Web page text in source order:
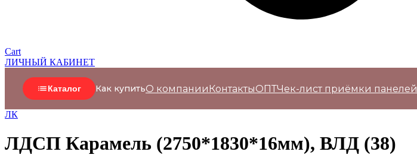
Cart
ЛИЧНЫЙ КАБИНЕТ
Каталог Как купитьО компанииКонтактыОПТЧек-лист приёмки панелей
ЛК
ЛДСП Карамель (2750*1830*16мм), ВЛД (38)